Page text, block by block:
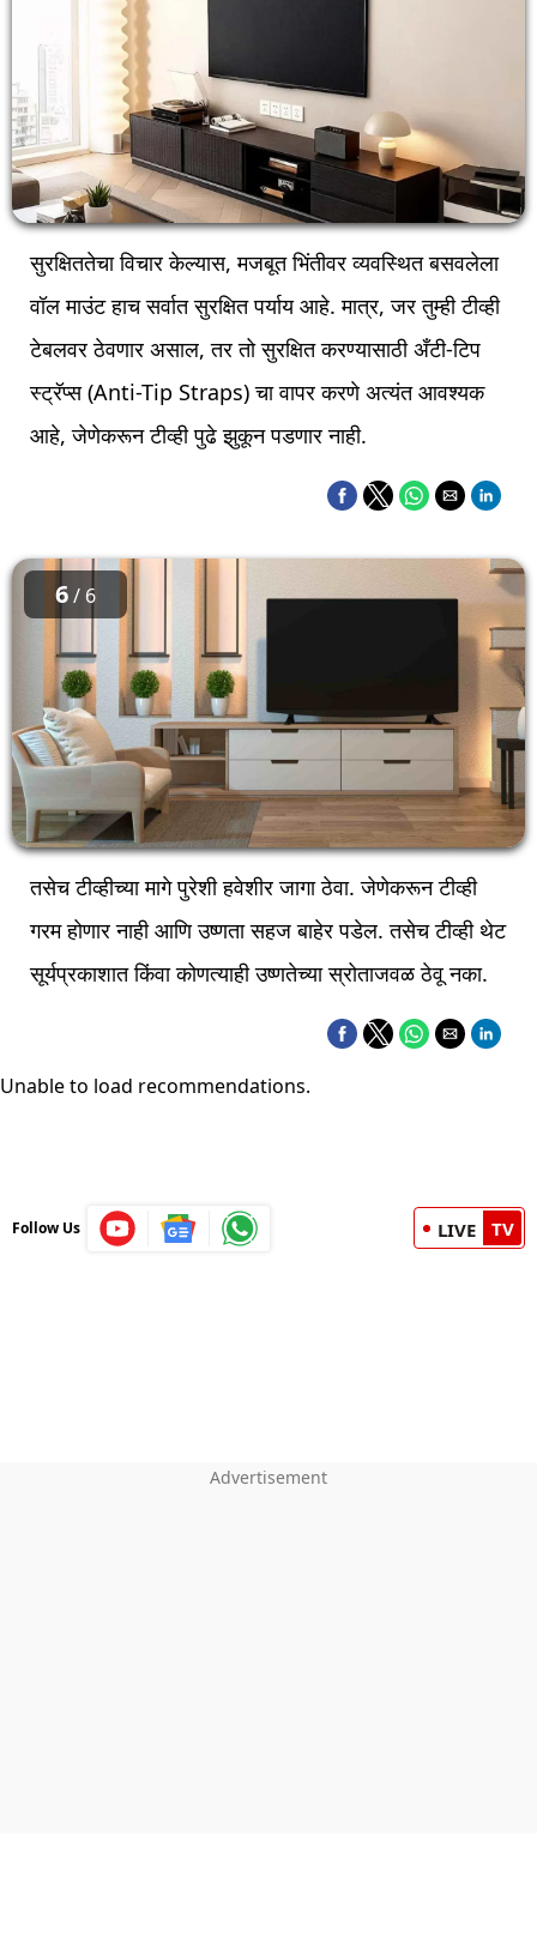
सुरक्षिततेचा विचार केल्यास, मजबूत भिंतीवर व्यवस्थित बसवलेला
वॉल माउंट हाच सर्वात सुरक्षित पर्याय आहे. मात्र, जर तुम्ही टीव्ही
टेबलवर ठेवणार असाल, तर तो सुरक्षित करण्यासाठी अँटी-टिप
स्ट्रॅप्स (Anti-Tip Straps) चा वापर करणे अत्यंत आवश्यक
आहे, जेणेकरून टीव्ही पुढे झुकून पडणार नाही.
6/ 6
तसेच टीव्हीच्या मागे पुरेशी हवेशीर जागा ठेवा. जेणेकरून टीव्ही
गरम होणार नाही आणि उष्णता सहज बाहेर पडेल. तसेच टीव्ही थेट
सूर्यप्रकाशात किंवा कोणत्याही उष्णतेच्या स्रोताजवळ ठेवू नका.
Unable to load recommendations.
Follow Us LIVE TV